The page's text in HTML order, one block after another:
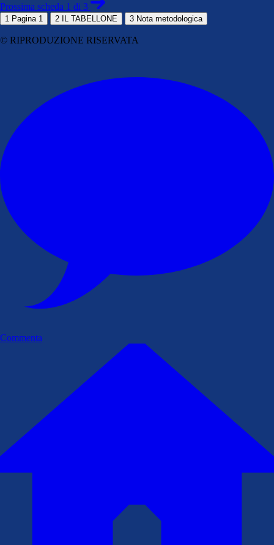
Prossima scheda 1 di 3
1 Pagina 1 2 IL TABELLONE 3 Nota metodologica
© RIPRODUZIONE RISERVATA
Commenta